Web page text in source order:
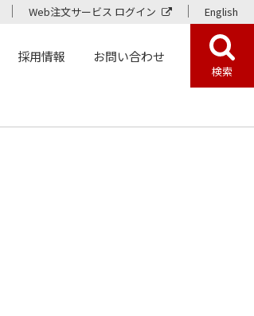
Web注文サービス ログイン English
採用情報 お問い合わせ
検索